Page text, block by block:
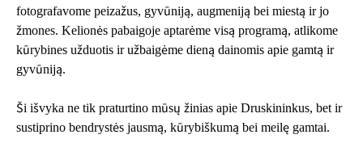
fotografavome peizažus, gyvūniją, augmeniją bei miestą ir jo
žmones. Kelionės pabaigoje aptarėme visą programą, atlikome
kūrybines užduotis ir užbaigėme dieną dainomis apie gamtą ir
gyvūniją.
Ši išvyka ne tik praturtino mūsų žinias apie Druskininkus, bet ir
sustiprino bendrystės jausmą, kūrybiškumą bei meilę gamtai.